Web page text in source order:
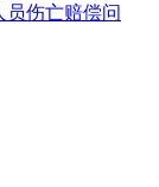
员伤亡赔偿问